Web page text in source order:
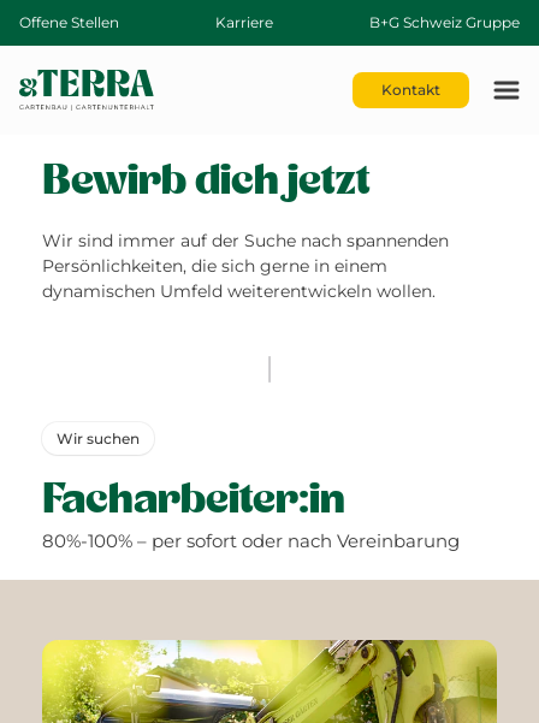
Offene Stellen Karriere B+G Schweiz Gruppe
Kontakt
Bewirb dich jetzt
Wir sind immer auf der Suche nach spannenden
Persönlichkeiten, die sich gerne in einem
dynamischen Umfeld weiterentwickeln wollen.
Wir suchen
Facharbeiter:in
80%-100% – per sofort oder nach Vereinbarung